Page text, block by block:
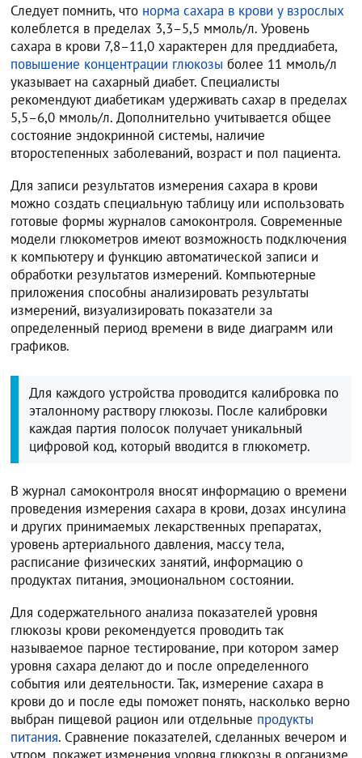
Следует помнить, что норма сахара в крови у взрослых
колеблется в пределах 3,3–5,5 ммоль/л. Уровень
сахара в крови 7,8–11,0 характерен для преддиабета,
повышение концентрации глюкозы более 11 ммоль/л
указывает на сахарный диабет. Специалисты
рекомендуют диабетикам удерживать сахар в пределах
5,5–6,0 ммоль/л. Дополнительно учитывается общее
состояние эндокринной системы, наличие
второстепенных заболеваний, возраст и пол пациента.
Для записи результатов измерения сахара в крови
можно создать специальную таблицу или использовать
готовые формы журналов самоконтроля. Современные
модели глюкометров имеют возможность подключения
к компьютеру и функцию автоматической записи и
обработки результатов измерений. Компьютерные
приложения способны анализировать результаты
измерений, визуализировать показатели за
определенный период времени в виде диаграмм или
графиков.
Для каждого устройства проводится калибровка по
эталонному раствору глюкозы. После калибровки
каждая партия полосок получает уникальный
цифровой код, который вводится в глюкометр.
В журнал самоконтроля вносят информацию о времени
проведения измерения сахара в крови, дозах инсулина
и других принимаемых лекарственных препаратах,
уровень артериального давления, массу тела,
расписание физических занятий, информацию о
продуктах питания, эмоциональном состоянии.
Для содержательного анализа показателей уровня
глюкозы крови рекомендуется проводить так
называемое парное тестирование, при котором замер
уровня сахара делают до и после определенного
события или деятельности. Так, измерение сахара в
крови до и после еды поможет понять, насколько верно
выбран пищевой рацион или отдельные продукты
питания. Сравнение показателей, сделанных вечером и